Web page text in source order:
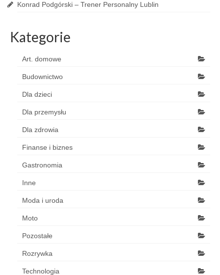
Konrad Podgórski – Trener Personalny Lublin
Kategorie
Art. domowe
Budownictwo
Dla dzieci
Dla przemysłu
Dla zdrowia
Finanse i biznes
Gastronomia
Inne
Moda i uroda
Moto
Pozostałe
Rozrywka
Technologia